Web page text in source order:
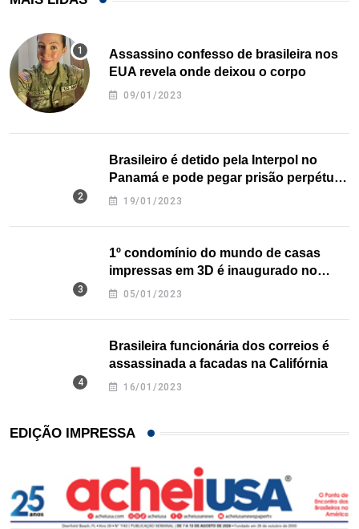
Assassino confesso de brasileira nos
EUA revela onde deixou o corpo
09/01/2023
Brasileiro é detido pela Interpol no
Panamá e pode pegar prisão perpétua
nos EUA
19/01/2023
1º condomínio do mundo de casas
impressas em 3D é inaugurado no
Texas
05/01/2023
Brasileira funcionária dos correios é
assassinada a facadas na Califórnia
16/01/2023
EDIÇÃO IMPRESSA